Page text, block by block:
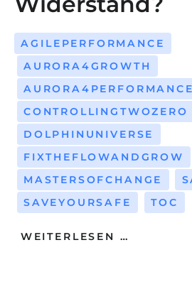
AGILEPERFORMANCE
AURORA4GROWTH
AURORA4PERFORMANCE
CONTROLLINGTWOZERO
DOLPHINUNIVERSE
FIXTHEFLOWANDGROW
MASTERSOFCHANGE
SAVEYOURSAFE
TOC
WEITERLESEN …